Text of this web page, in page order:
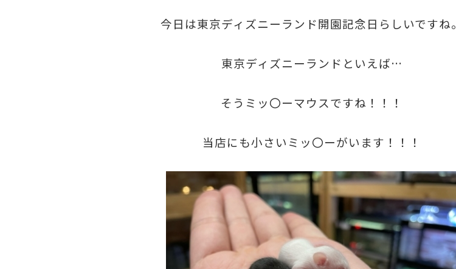
今日は東京ディズニーランド開園記念日らしいですね。
東京ディズニーランドといえば…
そうミッ〇ーマウスですね！！！
当店にも小さいミッ〇ーがいます！！！